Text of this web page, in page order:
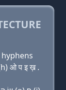
ओ प इ ख़ .